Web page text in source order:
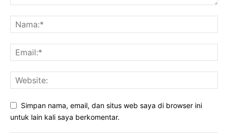
Simpan nama, email, dan situs web saya di browser ini
untuk lain kali saya berkomentar.